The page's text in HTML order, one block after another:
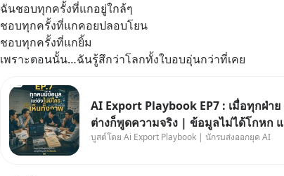
ฉันชอบทุกครั้งที่แกอยู่ใกล้ๆ
ชอบทุกครั้งที่แกคอยปลอบโยน
ชอบทุกครั้งที่แกยิ้ม
เพราะตอนนั้น…ฉันรู้สึกว่าโลกทั้งใบอบอุ่นกว่าที่เคย
AI Export Playbook EP7 : เมื่อทุกฝ่าย
ต่างก็พูดความจริง | ข้อมูลไม่ได้โกหก แต่
คนเราเลือกมองเฉพาะส่วนที่เกี่ยวกับตัว
บูสต์โดย Ai Export Playbook | นักรบส่งออกยุค AI